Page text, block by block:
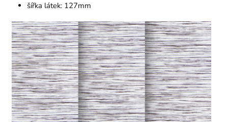
šířka látek: 127mm